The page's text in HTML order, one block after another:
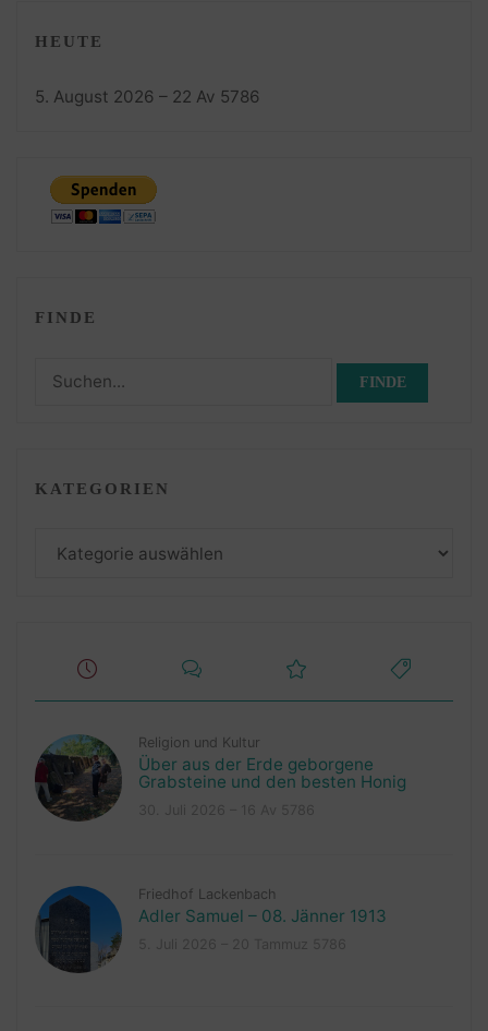
HEUTE
5. August 2026 – 22 Av 5786
FINDE
Suchen
KATEGORIEN
Religion und Kultur
Über aus der Erde geborgene
Grabsteine und den besten Honig
Friedhof Lackenbach
Adler Samuel – 08. Jänner 1913